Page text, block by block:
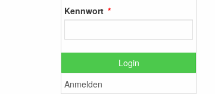
Kennwort
Login
Anmelden